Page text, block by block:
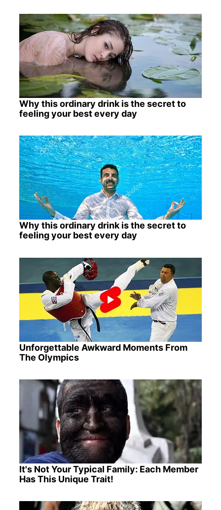
Why this ordinary drink is the secret to
feeling your best every day
Why this ordinary drink is the secret to
feeling your best every day
Unforgettable Awkward Moments From
The Olympics
It's Not Your Typical Family: Each Member
Has This Unique Trait!